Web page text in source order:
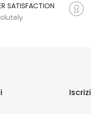
SATISFACTION